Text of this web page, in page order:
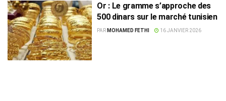
Or : Le gramme s’approche des
500 dinars sur le marché tunisien
PAR MOHAMED FETHI 16 JANVIER 2026